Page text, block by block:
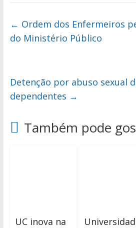
← Ordem dos Enfermeiros
do Ministério Público
Detenção por abuso sexual
dependentes →
Também pode
UC inova na
Universidad